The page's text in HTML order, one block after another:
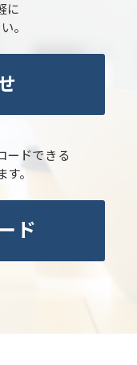
に
。
ードできる
。
ド